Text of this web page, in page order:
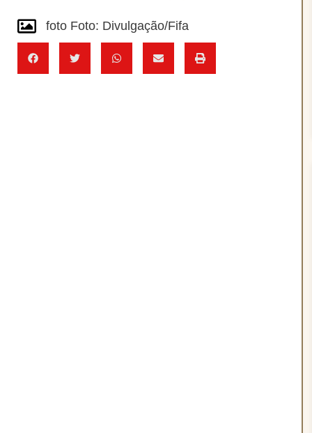
foto Foto: Divulgação/Fifa